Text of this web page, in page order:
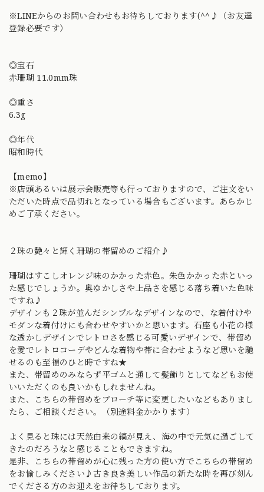
※LINEからのお問い合わせもお待ちしております(^^♪（お友達
登録必要です）
◎宝石
赤珊瑚 11.0mm珠
◎重さ
6.3g
◎年代
昭和時代
【memo】
※店頭あるいは展示会販売等も行っておりますので、ご注文をい
ただいた時点で品切れとなっている場合もございます。あらかじ
めご了承ください。
２珠の艶々と輝く珊瑚の帯留めのご紹介♪
珊瑚はすこしオレンジ味のかかった赤色。朱色かかった赤といっ
た感じでしょうか。奥ゆかしさや上品さを感じる落ち着いた色味
ですね♪
デザインも２珠が並んだシンプルなデザインなので、な着付けや
モダンな着付けにも合わせやすいかと思います。石座も小花の様
な透かしデザインでレトロさを感じる可愛いデザインで、帯留め
を愛でレトロコーデやどんな着物や帯に合わせようなど思いを馳
せるのも至福のひと時ですね★
また、帯留めのみならず平ゴムと通して髪飾りとしてなどもお使
いいただくのも良いかもしれませんね。
また、こちらの帯留めをブローチ等に変更したいなどもありまし
たら、ご相談ください。（別途料金かかります）
よく見ると珠には天然由来の縞が見え、海の中で元気に過ごして
きたのだろうなと感じることもできますね。
是非、こちらの帯留めが心に残った方の使い方でこちらの帯留め
をお愉しみください♪古き良き美しい作品の新たな時を再び刻ん
でくださる方のお迎えをお待ちしております。